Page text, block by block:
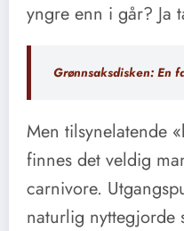
yngre enn i går? Ja
Grønnsaksdisken: En
Men tilsynelatende
finnes det veldig
carnivore.
naturlig nyttegjorde